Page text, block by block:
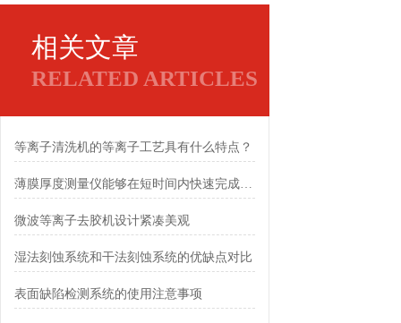
相关文章
RELATED ARTICLES
等离子清洗机的等离子工艺具有什么特点？
薄膜厚度测量仪能够在短时间内快速完成测量过程
微波等离子去胶机设计紧凑美观
湿法刻蚀系统和干法刻蚀系统的优缺点对比
表面缺陷检测系统的使用注意事项